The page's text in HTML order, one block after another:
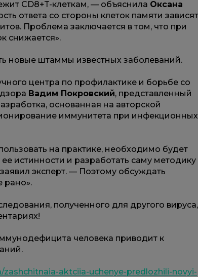
CD8+T-клеткам, — объяснила Оксана
ответа со стороны клеток памяти зависят
Проблема заключается в том, что при
снижается».
новые штаммы известных заболеваний.
центра по профилактике и борьбе со
Вадим Покровский, представленный
основанная на авторской
иммунитета при инфекционных
на практике, необходимо будет
истинности и разработать саму методику
эксперт. — Поэтому обсуждать
рано».
полученного для другого вируса,
человека приводит к
aktciia-uchenye-predlozhili-novyi-